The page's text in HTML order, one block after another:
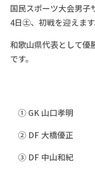
国民スポーツ大会男子
4日㊏、初戦を迎えます
和歌山県代表として優
です。
① GK 山口孝明
② DF 大橋優正
③ DF 中山和紀